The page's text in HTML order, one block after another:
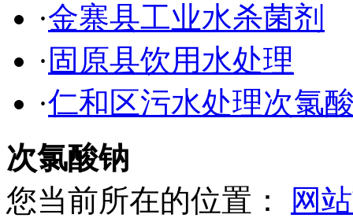
·金寨县工业水杀菌剂
· 固原县饮用水处理
·仁和区污水处理次氯
次氯酸钠
您当前所在的位置：
网